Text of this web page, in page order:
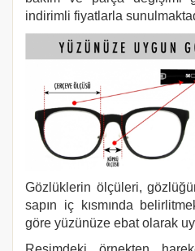
indirimli fiyatlarla
Gözlüklerin ölçüleri,
sapın iç kısmında
göre yüzünüze ebat olarak